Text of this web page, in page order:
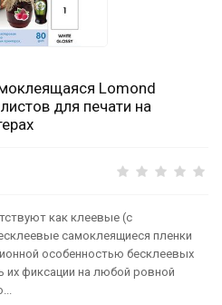
Lomond
для печати на
как клеевые (с
самоклеящиеся пленки
особенностью бесклеевых
их фиксации на любой ровной